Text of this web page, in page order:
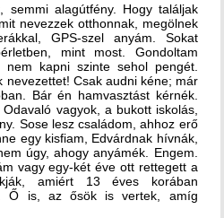
semmi alagútfény. Hogy találjak
nevezzek otthonnak, megölnek
GPS-szel anyám. Sokat
mint most. Gondoltam
kapni szinte sehol pengét.
nevezettet! Csak audni kéne; már
Bár én hamvasztást kérnék.
vagyok, a bukott iskolás,
Sose lesz családom, ahhoz erő
egy kisfiam, Edvárdnak hívnák,
úgy, ahogy anyámék. Engem.
vagy egy-két éve ott rettegett a
amiért 13 éves korában
Ő is, az ősök is vertek, amíg